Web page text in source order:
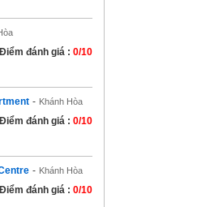
Điểm đánh giá : 0/10
- Khánh Hòa
Điểm đánh giá : 0/10
- Khánh Hòa
Điểm đánh giá : 0/10